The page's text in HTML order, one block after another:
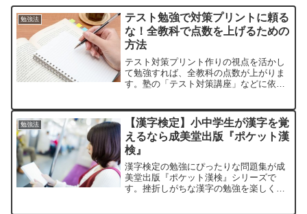
勉強法
テスト勉強で対策プリントに頼る
な！全教科で点数を上げるための
方法
テスト対策プリント作りの視点を活かし
て勉強すれば、全教科の点数が上がりま
す。塾の「テスト対策講座」などに依存
勉強法
【漢字検定】小中学生が漢字を覚
えるなら成美堂出版『ポケット漢
検』
漢字検定の勉強にぴったりな問題集が成
美堂出版『ポケット漢検』シリーズで
す。挫折しがちな漢字の勉強を楽しく続